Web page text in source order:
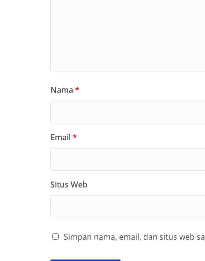
Nama *
Email*
Situs Web
Simpan nama, email, dan situs web